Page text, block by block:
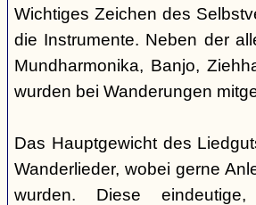
Wichtiges Zeichen des
die Instrumente. Neben der
Mundharmonika, Banjo,
wurden bei Wanderungen
Das Hauptgewicht des
Wanderlieder, wobei gerne
wurden. Diese